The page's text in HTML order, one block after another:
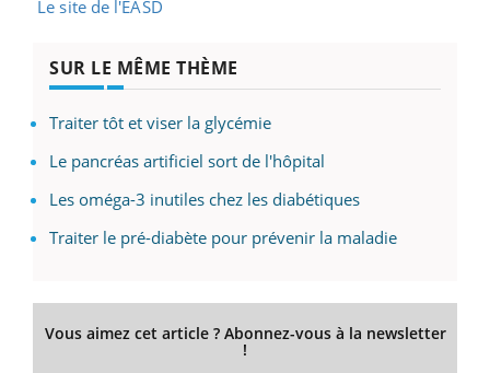
Le site de l'EASD
SUR LE MÊME THÈME
Traiter tôt et viser la glycémie
Le pancréas artificiel sort de l'hôpital
Les oméga-3 inutiles chez les diabétiques
Traiter le pré-diabète pour prévenir la maladie
Vous aimez cet article ? Abonnez-vous à la newsletter
!